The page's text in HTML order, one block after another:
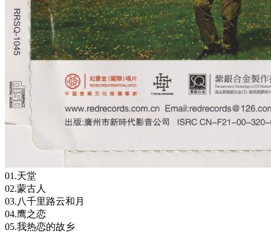
01.天堂
02.蒙古人
03.八千里路云和月
04.鹰之恋
05.我热恋的故乡